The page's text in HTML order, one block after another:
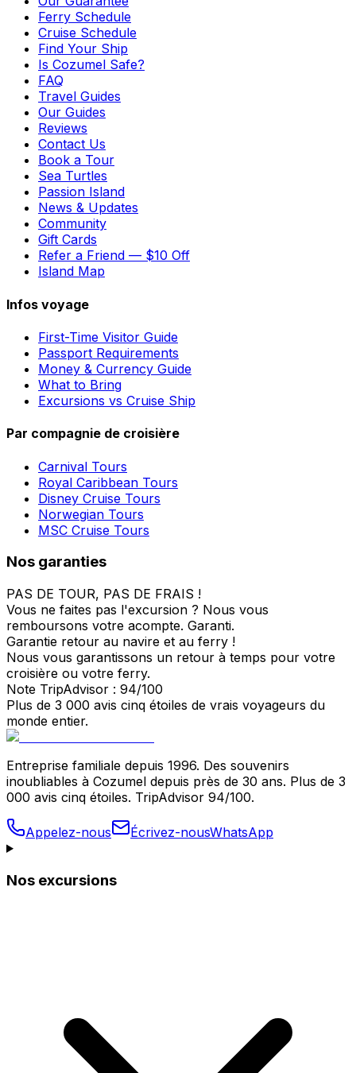
Ferry Schedule
Cruise Schedule
Find Your Ship
Is Cozumel Safe?
FAQ
Travel Guides
Our Guides
Reviews
Contact Us
Book a Tour
Sea Turtles
Passion Island
News & Updates
Community
Gift Cards
Refer a Friend — $10 Off
Island Map
Infos voyage
First-Time Visitor Guide
Passport Requirements
Money & Currency Guide
What to Bring
Excursions vs Cruise Ship
Par compagnie de croisière
Carnival Tours
Royal Caribbean Tours
Disney Cruise Tours
Norwegian Tours
MSC Cruise Tours
Nos garanties
PAS DE TOUR, PAS DE FRAIS !
Vous ne faites pas l'excursion ? Nous vous
remboursons votre acompte. Garanti.
Garantie retour au navire et au ferry !
Nous vous garantissons un retour à temps pour votre
croisière ou votre ferry.
Note TripAdvisor : 94/100
Plus de 3 000 avis cinq étoiles de vrais voyageurs du
monde entier.
Entreprise familiale depuis 1996. Des souvenirs
inoubliables à Cozumel depuis près de 30 ans. Plus de 3
000 avis cinq étoiles. TripAdvisor 94/100.
Appelez-nous Écrivez-nousWhatsApp
Nos excursions